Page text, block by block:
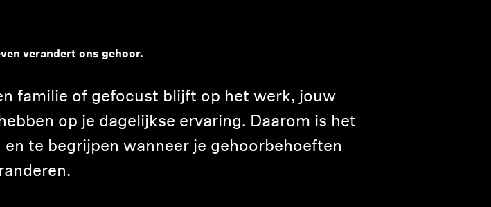
verandert ons gehoor.
familie of gefocust blijft op het werk, jouw
op je dagelijkse ervaring. Daarom is het
te begrijpen wanneer je gehoorbehoeften